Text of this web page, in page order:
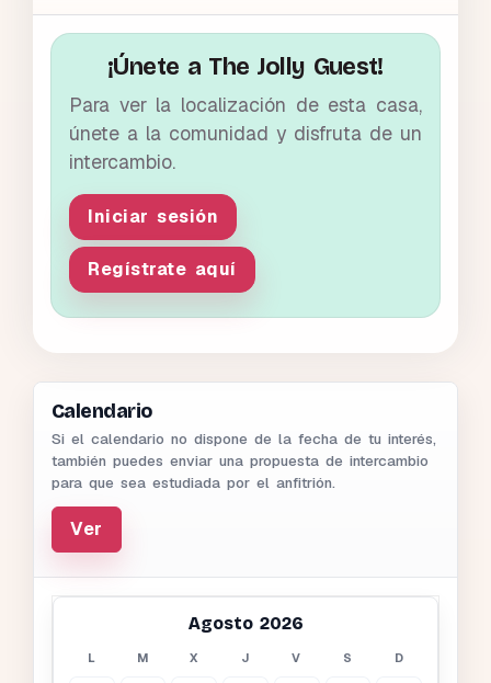
¡Únete a The Jolly Guest!
Para ver la localización de esta casa,
únete a la comunidad y disfruta de un
intercambio.
Iniciar sesión
Regístrate aquí
Calendario
Si el calendario no dispone de la fecha de tu interés,
también puedes enviar una propuesta de intercambio
para que sea estudiada por el anfitrión.
Ver
Agosto 2026
L M X J V S D